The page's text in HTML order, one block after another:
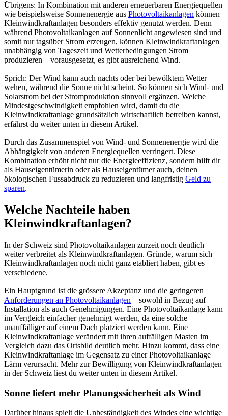
Übrigens: In Kombination mit anderen erneuerbaren Energiequellen
wie beispielsweise Sonnenenergie aus Photovoltaikanlagen können
Kleinwindkraftanlagen besonders effektiv genutzt werden. Denn
während Photovoltaikanlagen auf Sonnenlicht angewiesen sind und
somit nur tagsüber Strom erzeugen, können Kleinwindkraftanlagen
unabhängig von Tageszeit und Wetterbedingungen Strom
produzieren – vorausgesetzt, es gibt ausreichend Wind.
Sprich: Der Wind kann auch nachts oder bei bewölktem Wetter
wehen, während die Sonne nicht scheint. So können sich Wind- und
Solarstrom bei der Stromproduktion sinnvoll ergänzen. Welche
Mindestgeschwindigkeit empfohlen wird, damit du die
Kleinwindkraftanlage grundsätzlich wirtschaftlich betreiben kannst,
erfährst du weiter unten in diesem Artikel.
Durch das Zusammenspiel von Wind- und Sonnenenergie wird die
Abhängigkeit von anderen Energiequellen verringert. Diese
Kombination erhöht nicht nur die Energieeffizienz, sondern hilft dir
als Hauseigentümerin oder als Hauseigentümer auch, deinen
ökologischen Fussabdruck zu reduzieren und langfristig Geld zu
sparen.
Welche Nachteile haben
Kleinwindkraftanlagen?
In der Schweiz sind Photovoltaikanlagen zurzeit noch deutlich
weiter verbreitet als Kleinwindkraftanlagen. Gründe, warum sich
Kleinwindkraftanlagen noch nicht ganz etabliert haben, gibt es
verschiedene.
Ein Hauptgrund ist die grössere Akzeptanz und die geringeren
Anforderungen an Photovoltaikanlagen – sowohl in Bezug auf
Installation als auch Genehmigungen. Eine Photovoltaikanlage kann
im Vergleich einfacher genehmigt werden, da eine solche
unauffälliger auf einem Dach platziert werden kann. Eine
Kleinwindkraftanlage verändert mit ihren auffälligen Masten im
Vergleich dazu das Ortsbild deutlich mehr. Hinzu kommt, dass eine
Kleinwindkraftanlage im Gegensatz zu einer Photovoltaikanlage
Lärm verursacht. Mehr zur Bewilligung von Kleinwindkraftanlagen
in der Schweiz liest du weiter unten in diesem Artikel.
Sonne liefert mehr Planungssicherheit als Wind
Darüber hinaus spielt die Unbeständigkeit des Windes eine wichtige